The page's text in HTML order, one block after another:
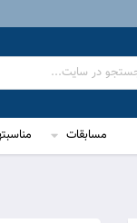
مسابقات